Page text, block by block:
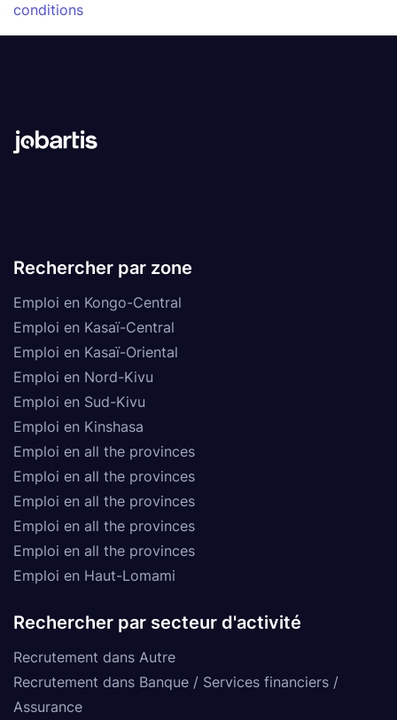
conditions
Rechercher par zone
Emploi en Kongo-Central
Emploi en Kasaï-Central
Emploi en Kasaï-Oriental
Emploi en Nord-Kivu
Emploi en Sud-Kivu
Emploi en Kinshasa
Emploi en all the provinces
Emploi en all the provinces
Emploi en all the provinces
Emploi en all the provinces
Emploi en all the provinces
Emploi en Haut-Lomami
Rechercher par secteur d'activité
Recrutement dans Autre
Recrutement dans Banque / Services financiers /
Assurance